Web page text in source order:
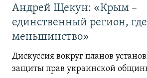
Андрей Щекун: «Крым –
единственный регион,
меньшинство»
Дискуссия вокруг планов
защиты прав украинской